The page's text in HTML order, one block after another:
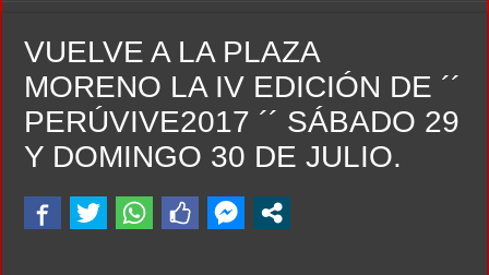
Camilota presentó a su nueva novia y contó su historia de amor: «Hoy, por fin,
Franco Mastantuono se fue de Real Madrid y en Italia lo recibió una multitud:
Franco Colapinto denunció que fue víctima de un robo en Italia: «Quién
Dolor en Chubut: murió el intendente de Gaiman en medio de una operación
Pedradas, corridas y detenidos frente al Congreso en la marcha contra la Ley de
VUELVE A LA PLAZA
MORENO LA IV EDICIÓN DE ´´
PERÚVIVE2017 ´´ SÁBADO 29
Y DOMINGO 30 DE JULIO.